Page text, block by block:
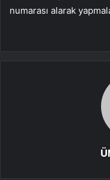
numarası alarak